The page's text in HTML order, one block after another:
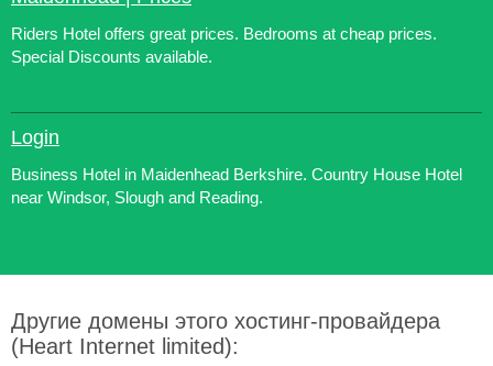
Riders Hotel offers great prices. Bedrooms at cheap prices.
Special Discounts available.
Login
Business Hotel in Maidenhead Berkshire. Country House Hotel
near Windsor, Slough and Reading.
Другие домены этого хостинг-провайдера
(Heart Internet limited):